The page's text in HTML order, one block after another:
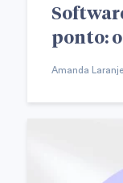
ponto: o
Amanda